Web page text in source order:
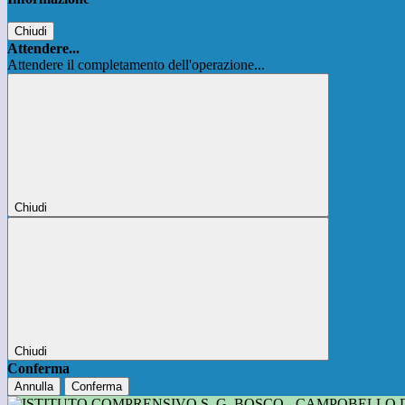
Chiudi
Attendere...
Attendere il completamento dell'operazione...
Chiudi
Chiudi
Conferma
Annulla Conferma